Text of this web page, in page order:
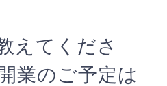
えてくださ
業のご予定は